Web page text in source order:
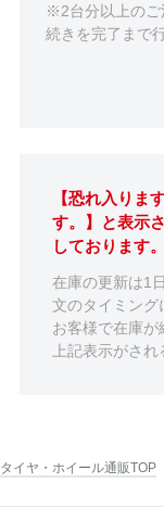
※2台分以上のご
続きを完了まで
【恐れ入りま
す。】と表示
しております。
在庫の更新は1
文のタイミング
お客様で在庫が
上記表示がさ
タイヤ・ホイール通販TOP